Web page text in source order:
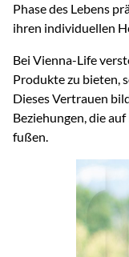
Phase des Lebens
ihren individuellen
Bei Vienna-Life
Produkte zu bieten,
Dieses Vertrauen
Beziehungen, die
fußen.